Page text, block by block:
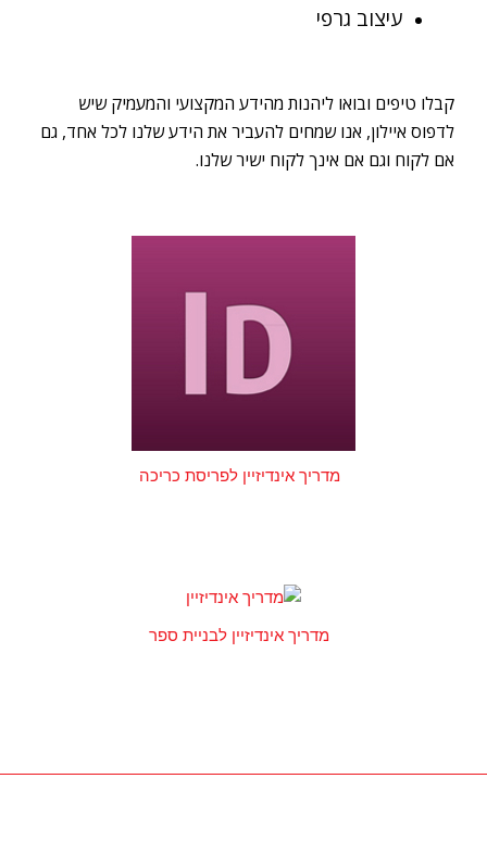
עיצוב גרפי
קבלו טיפים ובואו ליהנות מהידע המקצועי והמעמיק שיש
לדפוס איילון, אנו שמחים להעביר את הידע שלנו לכל אחד, גם
אם לקוח וגם אם אינך לקוח ישיר שלנו.
מדריך אינדיזיין לפריסת כריכה
מדריך אינדיזיין לבניית ספר